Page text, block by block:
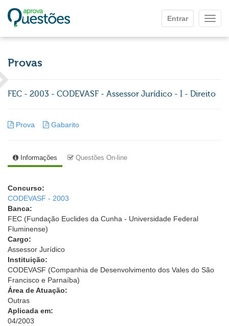
Entrar
Provas
FEC - 2003 - CODEVASF - Assessor Jurídico - I - Direito
Prova Gabarito
Informações Questões On-line
Concurso:
CODEVASF - 2003
Banca:
FEC (Fundação Euclides da Cunha - Universidade Federal
Fluminense)
Cargo:
Assessor Jurídico
Instituição:
CODEVASF (Companhia de Desenvolvimento dos Vales do São
Francisco e Parnaíba)
Área de Atuação:
Outras
Aplicada em:
04/2003